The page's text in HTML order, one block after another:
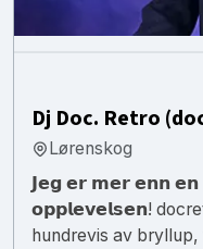
Dj Doc. Retro
Lørenskog
𝗝𝗲𝗴 𝗲𝗿 𝗺𝗲𝗿 𝗲𝗻𝗻 𝗲𝗻
𝗼𝗽𝗽𝗹𝗲𝘃𝗲𝗹𝘀𝗲𝗻!
hundrevis av